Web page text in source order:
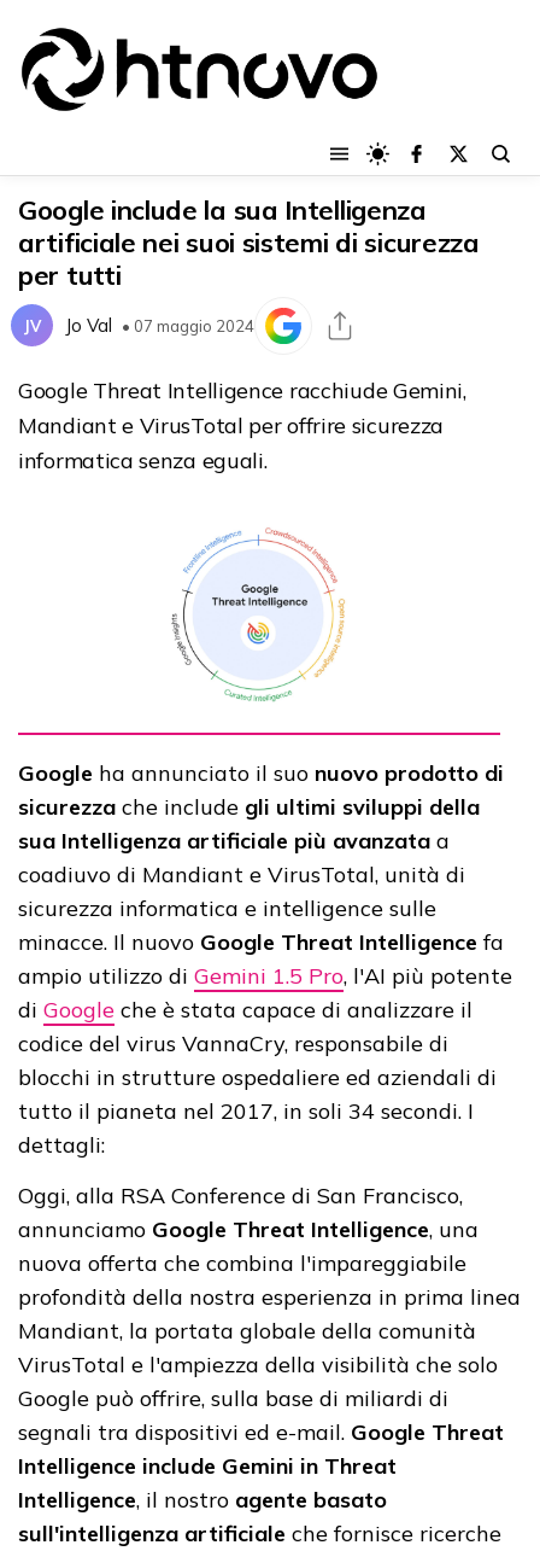
Google include la sua Intelligenza
artificiale nei suoi sistemi di sicurezza
per tutti
JV Jo Val • 07 maggio 2024
Google Threat Intelligence racchiude Gemini,
Mandiant e VirusTotal per offrire sicurezza
informatica senza eguali.
Google ha annunciato il suo nuovo prodotto di
sicurezza che include gli ultimi sviluppi della
sua Intelligenza artificiale più avanzata a
coadiuvo di Mandiant e VirusTotal, unità di
sicurezza informatica e intelligence sulle
minacce. Il nuovo Google Threat Intelligence fa
ampio utilizzo di Gemini 1.5 Pro, l'AI più potente
di Google che è stata capace di analizzare il
codice del virus VannaCry, responsabile di
blocchi in strutture ospedaliere ed aziendali di
tutto il pianeta nel 2017, in soli 34 secondi. I
dettagli:
Oggi, alla RSA Conference di San Francisco,
annunciamo Google Threat Intelligence, una
nuova offerta che combina l'impareggiabile
profondità della nostra esperienza in prima linea
Mandiant, la portata globale della comunità
VirusTotal e l'ampiezza della visibilità che solo
Google può offrire, sulla base di miliardi di
segnali tra dispositivi ed e-mail. Google Threat
Intelligence include Gemini in Threat
Intelligence, il nostro agente basato
sull'intelligenza artificiale che fornisce ricerche